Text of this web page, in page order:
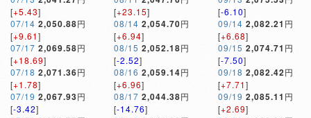
[+5.43]
07/14 2,050.88円
[+9.61]
07/17 2,069.58円
[+18.69]
07/18 2,071.36円
[+1.78]
07/19 2,067.93円
[-3.42]
[+23.15]
08/14 2,054.70円
[+6.94]
08/15 2,052.18円
[-2.52]
08/16 2,059.14円
[+6.96]
08/17 2,044.38円
[-14.76]
[-6.10]
09/14 2,082.21 円
[+6.68]
09/15 2,074.71 円
[-7.50]
09/18 2,082.42円
[+7.71]
09/19 2,085.11 円
[+2.69]